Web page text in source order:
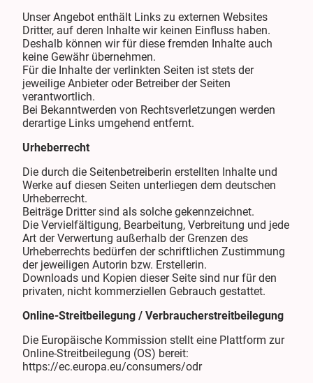
Unser Angebot enthält Links zu externen Websites
Dritter, auf deren Inhalte wir keinen Einfluss haben.
Deshalb können wir für diese fremden Inhalte auch
keine Gewähr übernehmen.
Für die Inhalte der verlinkten Seiten ist stets der
jeweilige Anbieter oder Betreiber der Seiten
verantwortlich.
Bei Bekanntwerden von Rechtsverletzungen werden
derartige Links umgehend entfernt.
Urheberrecht
Die durch die Seitenbetreiberin erstellten Inhalte und
Werke auf diesen Seiten unterliegen dem deutschen
Urheberrecht.
Beiträge Dritter sind als solche gekennzeichnet.
Die Vervielfältigung, Bearbeitung, Verbreitung und jede
Art der Verwertung außerhalb der Grenzen des
Urheberrechts bedürfen der schriftlichen Zustimmung
der jeweiligen Autorin bzw. Erstellerin.
Downloads und Kopien dieser Seite sind nur für den
privaten, nicht kommerziellen Gebrauch gestattet.
Online-Streitbeilegung / Verbraucherstreitbeilegung
Die Europäische Kommission stellt eine Plattform zur
Online-Streitbeilegung (OS) bereit:
https://ec.europa.eu/consumers/odr